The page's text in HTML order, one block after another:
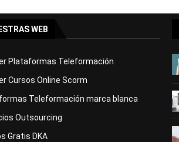
WEB
Plataformas Teleformación
Cursos Online Scorm
Teleformación marca blanca
Outsourcing
Gratis DKA